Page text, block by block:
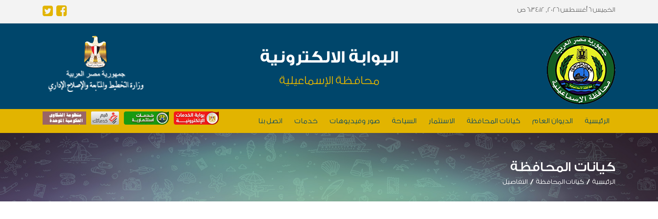
الخميس 6 أغسطس 2026, 6:34:12 ص
البوابة الالكترونية
محافظة الإسماعيلية
الرئيسية الديوان العام كيانات المحافظة الاستثمار السياحة صور وفيديوهات خدمات اتصل بنا
كيانات المحافظة
الرئيسية كيانات المحافظة التفاصيل